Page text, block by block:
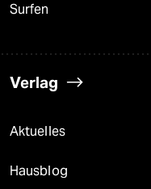
Surfen
Verlag
Aktuelles
Hausblog